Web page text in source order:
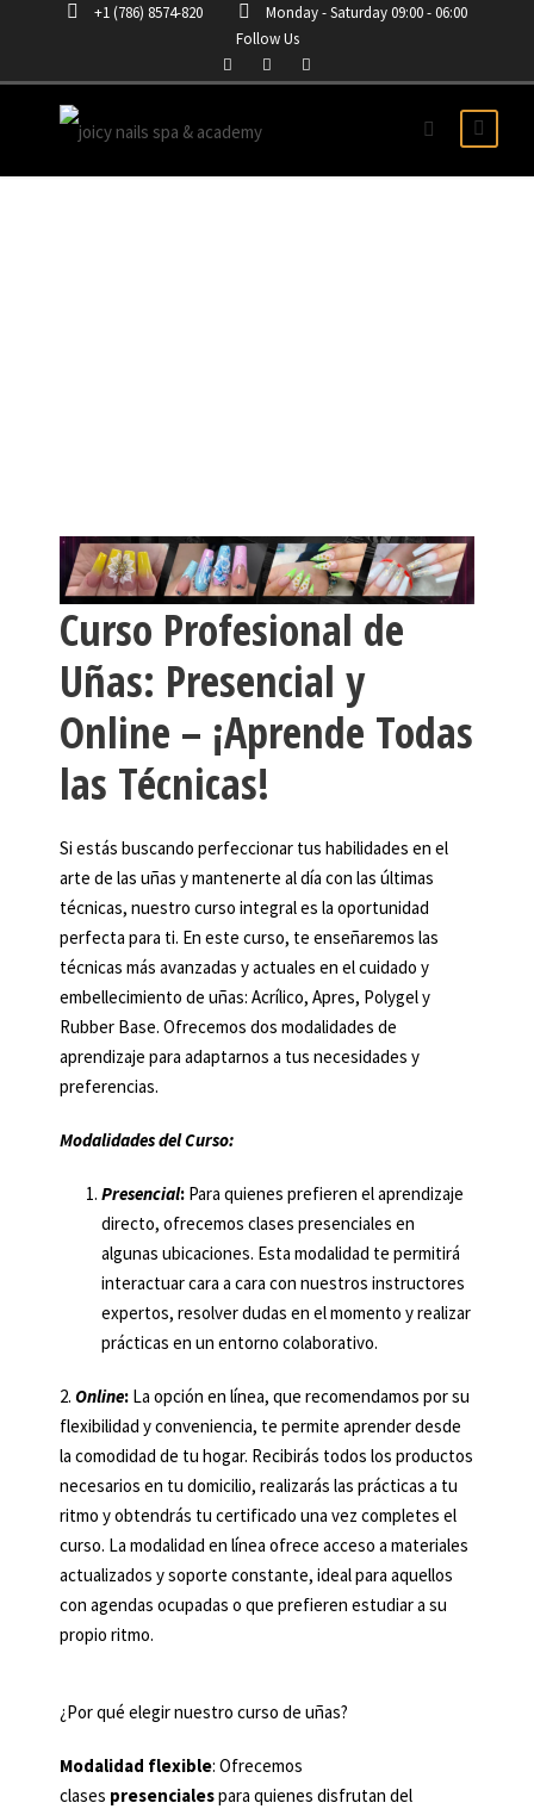
+1 (786) 8574-820
Monday - Saturday 09:00 - 06:00
Follow Us
Curso Profesional de
Uñas: Presencial y
Online – ¡Aprende Todas
las Técnicas!
Si estás buscando perfeccionar tus habilidades en el
arte de las uñas y mantenerte al día con las últimas
técnicas, nuestro curso integral es la oportunidad
perfecta para ti. En este curso, te enseñaremos las
técnicas más avanzadas y actuales en el cuidado y
embellecimiento de uñas: Acrílico, Apres, Polygel y
Rubber Base. Ofrecemos dos modalidades de
aprendizaje para adaptarnos a tus necesidades y
preferencias.
Modalidades del Curso:
Presencial: Para quienes prefieren el aprendizaje
directo, ofrecemos clases presenciales en
algunas ubicaciones. Esta modalidad te permitirá
interactuar cara a cara con nuestros instructores
expertos, resolver dudas en el momento y realizar
prácticas en un entorno colaborativo.
2. Online: La opción en línea, que recomendamos por su
flexibilidad y conveniencia, te permite aprender desde
la comodidad de tu hogar. Recibirás todos los productos
necesarios en tu domicilio, realizarás las prácticas a tu
ritmo y obtendrás tu certificado una vez completes el
curso. La modalidad en línea ofrece acceso a materiales
actualizados y soporte constante, ideal para aquellos
con agendas ocupadas o que prefieren estudiar a su
propio ritmo.
¿Por qué elegir nuestro curso de uñas?
Modalidad flexible: Ofrecemos
clases presencialespara quienes disfrutan del